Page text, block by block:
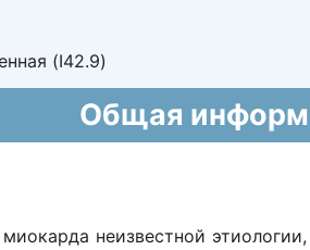
(I42.9)
Общая
неизвестной